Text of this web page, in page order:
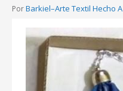
PorBarkiel–Arte Textil Hecho A